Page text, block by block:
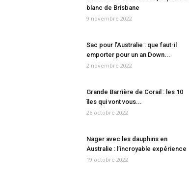
blanc de Brisbane
9 novembre 2022
Sac pour l’Australie : que faut-il
emporter pour un an Down...
2 novembre 2022
Grande Barrière de Corail : les 10
îles qui vont vous...
26 octobre 2022
Nager avec les dauphins en
Australie : l’incroyable expérience
19 octobre 2022